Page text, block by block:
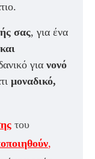
σας, για ένα
για νονό
μοναδικό,
του
,